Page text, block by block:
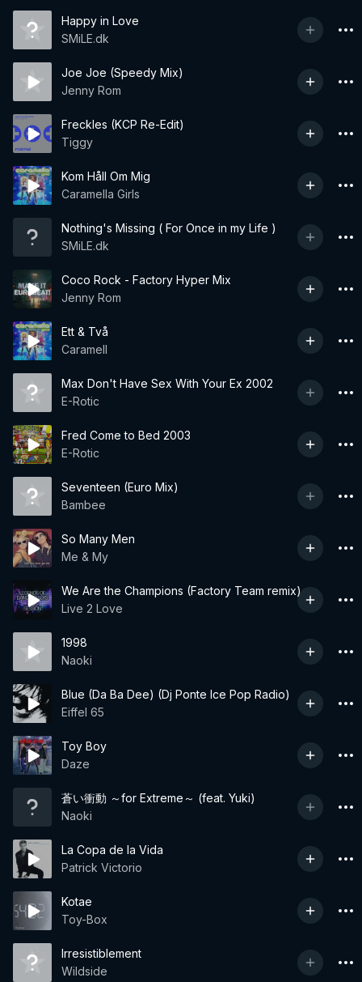
Happy in Love
SMiLE.dk
Joe Joe (Speedy Mix)
Jenny Rom
Freckles (KCP Re-Edit)
Tiggy
Kom Håll Om Mig
Caramella Girls
Nothing's Missing ( For Once in my Life )
SMiLE.dk
Coco Rock - Factory Hyper Mix
Jenny Rom
Ett & Två
Caramell
Max Don't Have Sex With Your Ex 2002
E-Rotic
Fred Come to Bed 2003
E-Rotic
Seventeen (Euro Mix)
Bambee
So Many Men
Me & My
We Are the Champions (Factory Team remix)
Live 2 Love
1998
Naoki
Blue (Da Ba Dee) (Dj Ponte Ice Pop Radio)
Eiffel 65
Toy Boy
Daze
蒼い衝動 ～for Extreme～ (feat. Yuki)
Naoki
La Copa de la Vida
Patrick Victorio
Kotae
Toy-Box
Irresistiblement
Wildside